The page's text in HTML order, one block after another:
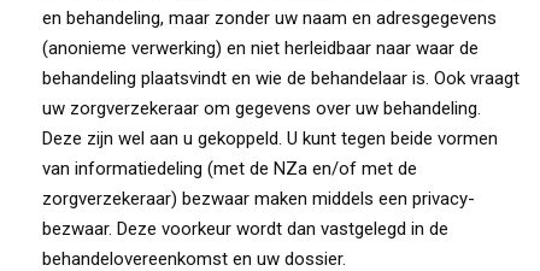
en behandeling, maar zonder uw naam en adresgegevens
(anonieme verwerking) en niet herleidbaar naar waar de
behandeling plaatsvindt en wie de behandelaar is. Ook vraagt
uw zorgverzekeraar om gegevens over uw behandeling.
Deze zijn wel aan u gekoppeld. U kunt tegen beide vormen
van informatiedeling (met de NZa en/of met de
zorgverzekeraar) bezwaar maken middels een privacy-
bezwaar. Deze voorkeur wordt dan vastgelegd in de
behandelovereenkomst en uw dossier.